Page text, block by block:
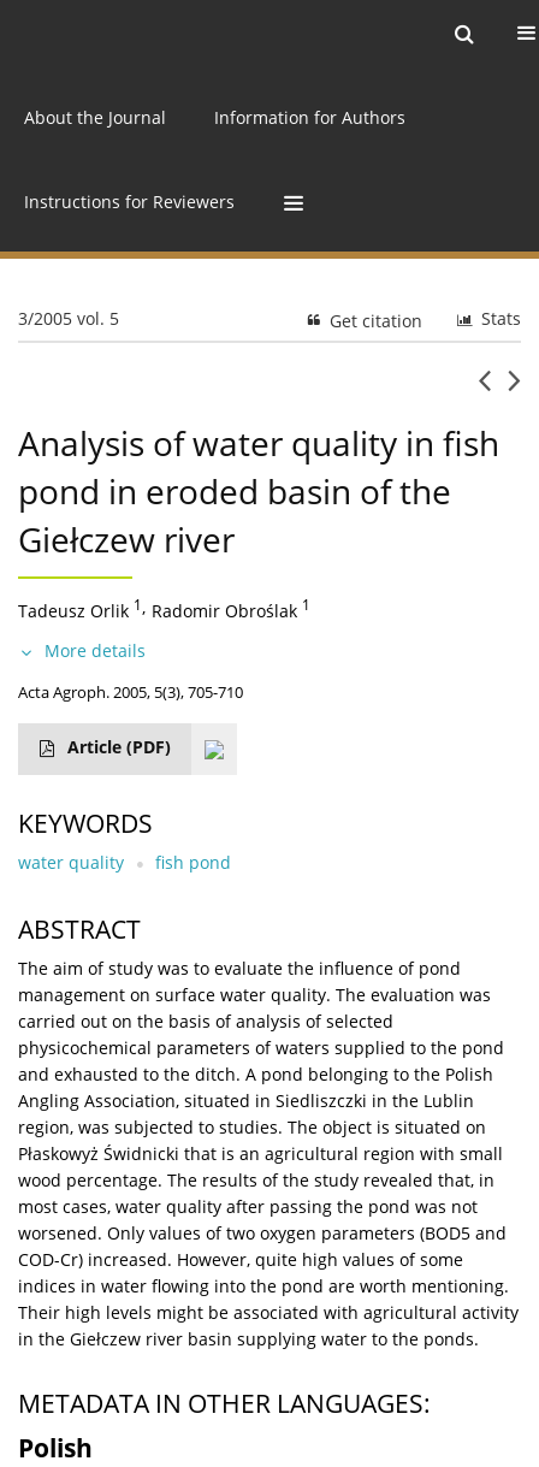
About the Journal Information for Authors
Instructions for Reviewers
3/2005 vol. 5 Stats
Get citation
Analysis of water quality in fish
pond in eroded basin of the
Giełczew river
Tadeusz Orlik 1, Radomir Obroślak 1
More details
Acta Agroph. 2005, 5(3), 705-710
Article (PDF)
KEYWORDS
water quality fish pond
ABSTRACT
The aim of study was to evaluate the influence of pond
management on surface water quality. The evaluation was
carried out on the basis of analysis of selected
physicochemical parameters of waters supplied to the pond
and exhausted to the ditch. A pond belonging to the Polish
Angling Association, situated in Siedliszczki in the Lublin
region, was subjected to studies. The object is situated on
Płaskowyż Świdnicki that is an agricultural region with small
wood percentage. The results of the study revealed that, in
most cases, water quality after passing the pond was not
worsened. Only values of two oxygen parameters (BOD5 and
COD-Cr) increased. However, quite high values of some
indices in water flowing into the pond are worth mentioning.
Their high levels might be associated with agricultural activity
in the Giełczew river basin supplying water to the ponds.
METADATA IN OTHER LANGUAGES:
Polish